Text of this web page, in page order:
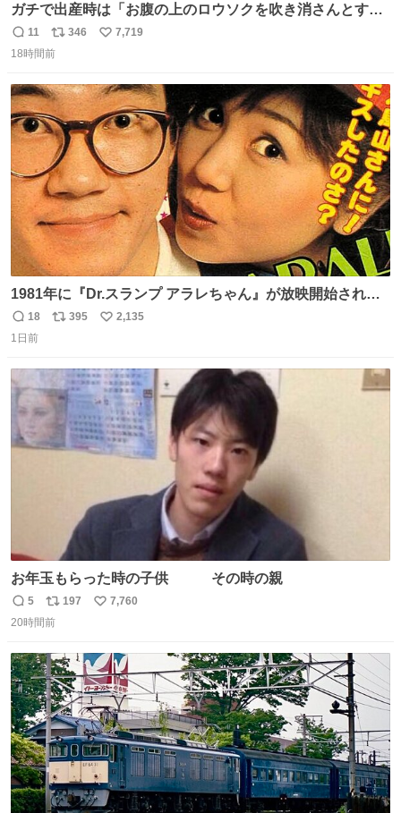
ガチで出産時は「お腹の上のロウソクを吹き消さんとする
サンシャイン池崎」だったし、お産後の股裂け状態でのト
イレは「とにかく明るい安村の体勢」が1番楽
返
信
11
リ
ポ
ト
数
346
い
数
7,719
18時間前
1981年に『Dr.スランプ アラレちゃん』が放映開始された
直後の鳥山明さんと、小山茉美さんです。
返
信
18
リ
数
395
い
数
2,135
1日前
お年玉もらった時の子供 その時の親
返
信
5
リ
ポ
ト
数
197
い
数
7,760
20時間前